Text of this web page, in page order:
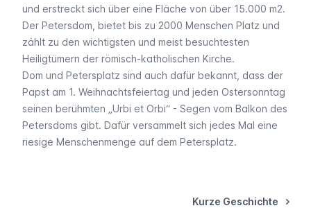
und erstreckt sich über eine Fläche von über 15.000 m2.
Der Petersdom, bietet bis zu 2000 Menschen Platz und
zählt zu den wichtigsten und meist besuchtesten
Heiligtümern der römisch-katholischen Kirche.
Dom und Petersplatz sind auch dafür bekannt, dass der
Papst am 1. Weihnachtsfeiertag und jeden Ostersonntag
seinen berühmten „Urbi et Orbi“ - Segen vom Balkon des
Petersdoms gibt. Dafür versammelt sich jedes Mal eine
riesige Menschenmenge auf dem Petersplatz.
Kurze Geschichte